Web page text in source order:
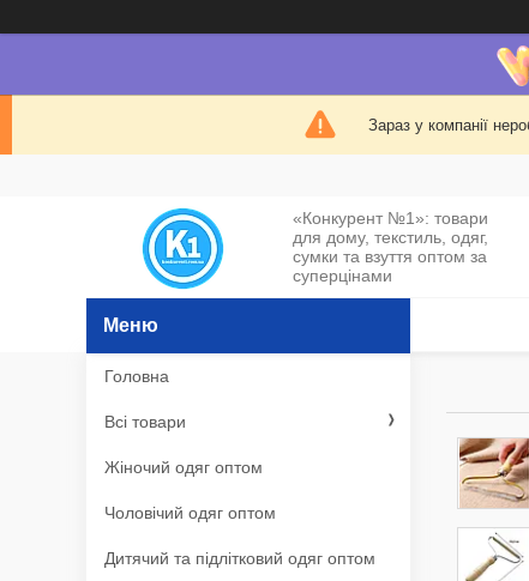
Зараз у компанії
«Конкурент №1»: товари
для дому, текстиль, одяг,
сумки та взуття оптом за
суперцінами
Головна
Всі товари
Жіночий одяг оптом
Чоловічий одяг оптом
Дитячий та підлітковий одяг оптом